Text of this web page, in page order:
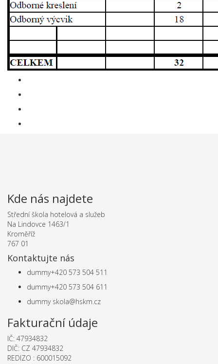
Kde nás najdete
Střední škola hotelová a služeb
Na Lindovce 1463/1
Kroměříž
767 01
Kontaktujte nás
dummy+420 573 504 511
dummy+420 573 504 611
dummyskola@hskm.cz
Fakturační údaje
IČ: 47934832
DIČ: CZ 47934832
REDIZO : 600015092